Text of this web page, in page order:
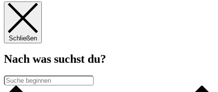
Schließen
Nach was suchst du?